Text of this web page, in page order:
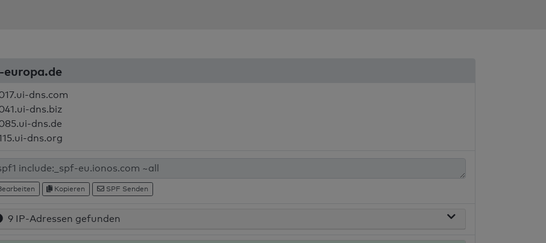
dns.com
dns.biz
dns.de
dns.org
Kopieren SPF Senden
9 IP-Adressen gefunden